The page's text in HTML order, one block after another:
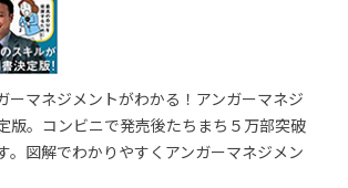
ーマネジメントがわかる！アンガーマネジ
版。コンビニで発売後たちまち５万部突破
。図解でわかりやすくアンガーマネジメン